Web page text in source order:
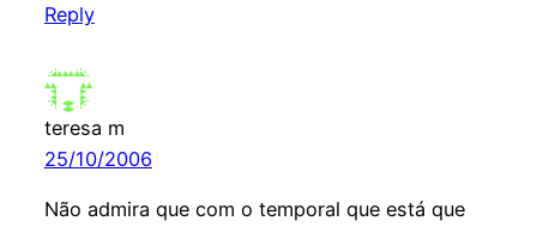
Reply
teresa m
25/10/2006
Não admira que com o temporal que está que